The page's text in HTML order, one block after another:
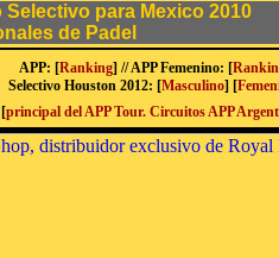
para Mexico 2010
de Padel
APP: [Ranking] // APP Femenino: [
Selectivo Houston 2012: [Masculino] [
[principal del APP Tour. Circuitos APP